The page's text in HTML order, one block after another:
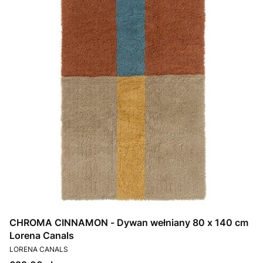
CHROMA CINNAMON - Dywan wełniany 80 x 140 cm
Lorena Canals
PRODUCENT
LORENA CANALS